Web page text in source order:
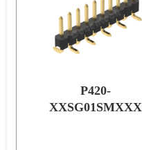
P420-
XXSG01SMXXX